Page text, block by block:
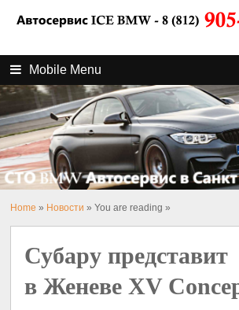
Mobile Menu
Home » Новости » You are reading »
Субару представит
в Женеве XV